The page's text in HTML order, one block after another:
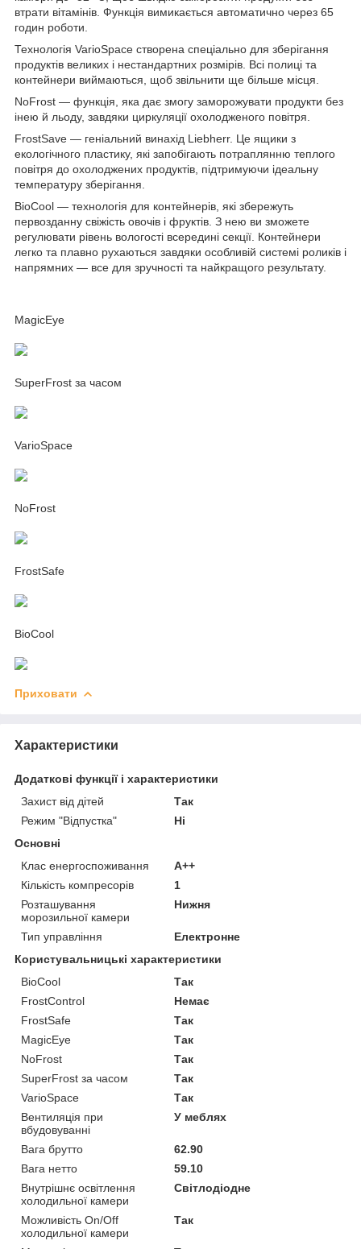
втрати вітамінів. Функція вимикається автоматично через 65
годин роботи.
Технологія VarioSpace створена спеціально для зберігання
продуктів великих і нестандартних розмірів. Всі полиці та
контейнери виймаються, щоб звільнити ще більше місця.
NoFrost — функція, яка дає змогу заморожувати продукти без
інею й льоду, завдяки циркуляції охолодженого повітря.
FrostSave — геніальний винахід Liebherr. Це ящики з
екологічного пластику, які запобігають потраплянню теплого
повітря до охолоджених продуктів, підтримуючи ідеальну
температуру зберігання.
BioCool — технологія для контейнерів, які збережуть
первозданну свіжість овочів і фруктів. З нею ви зможете
регулювати рівень вологості всередині секції. Контейнери
легко та плавно рухаються завдяки особливій системі роликів і
напрямних — все для зручності та найкращого результату.
MagicEye
SuperFrost за часом
VarioSpace
NoFrost
FrostSafe
BioCool
Приховати
Характеристики
Додаткові функції і характеристики
Захист від дітей
Так
Режим "Відпустка"
Ні
Основні
Клас енергоспоживання
A++
Кількість компресорів
1
Розташування
морозильної камери
Нижня
Тип управління
Електронне
Користувальницькі характеристики
BioCool
Так
FrostControl
Немає
FrostSafe
Так
MagicEye
Так
NoFrost
Так
SuperFrost за часом
Так
VarioSpace
Так
Вентиляція при
вбудовуванні
У меблях
Вага брутто
62.90
Вага нетто
59.10
Внутрішнє освітлення
холодильної камери
Світлодіодне
Можливість On/Off
холодильної камери
Так